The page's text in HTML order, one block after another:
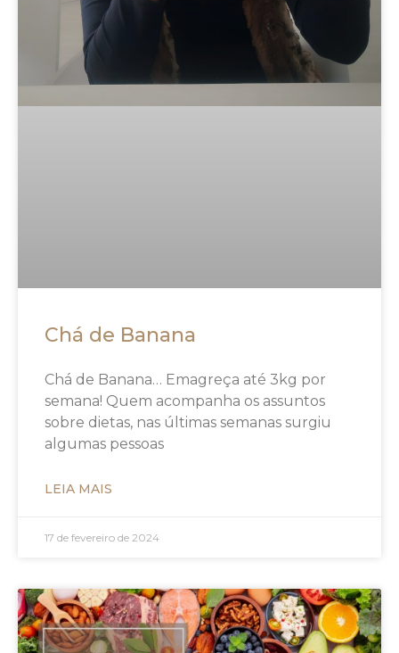
Chá de Banana
Chá de Banana… Emagreça até 3kg por
semana! Quem acompanha os assuntos
sobre dietas, nas últimas semanas surgiu
algumas pessoas
LEIA MAIS
17 de fevereiro de 2024